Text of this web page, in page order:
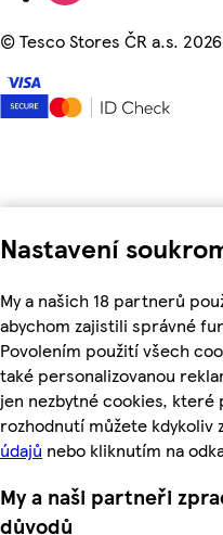
Nastavení
My a našich 18 partnerů
abychom zajistili správné
Povolením použití všech
také personalizovanou
jen nezbytné cookies,
rozhodnutí můžete kdykoliv
údajů nebo kliknutím na
My a naši partneři
důvodů
©Tesco Stores ČR a.s. 2026